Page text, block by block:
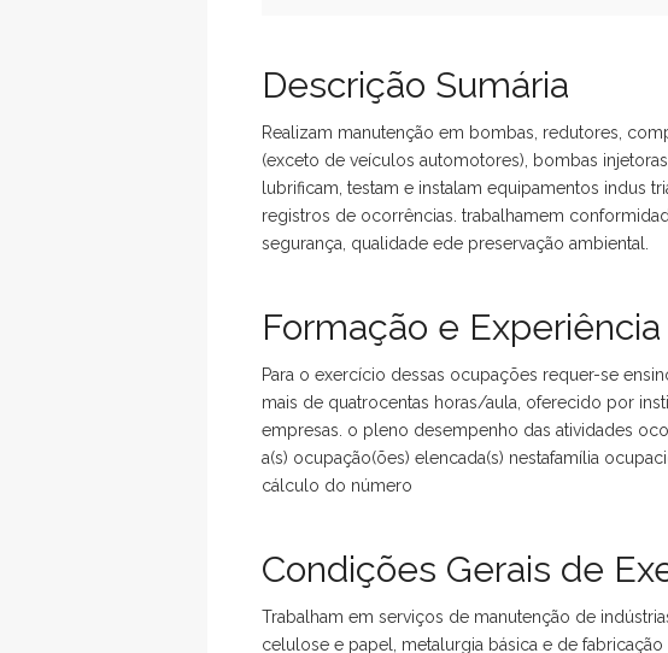
Descrição Sumária
Realizam manutenção em bombas, redutores,
(exceto de veículos automotores), bombas
lubrificam, testam e instalam equipamentos indus
registros de ocorrências. trabalhamem
segurança, qualidade ede preservação ambiental.
Formação e Experiência
Para o exercício dessas ocupações requer-se
mais de quatrocentas horas/aula, oferecido por
empresas. o pleno desempenho das atividades
a(s) ocupação(ões) elencada(s) nestafamília
cálculo do número
Condições Gerais de
Trabalham em serviços de manutenção de
celulose e papel, metalurgia básica e de